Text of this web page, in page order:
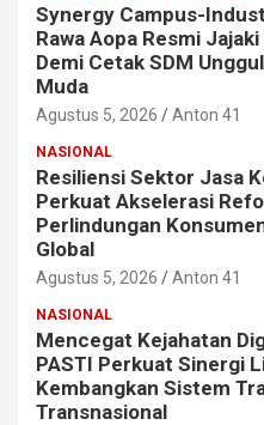
Synergy Campus-
Rawa Aopa Resmi
Demi Cetak SDM
Muda
Agustus 5, 2026 Anton 41
NASIONAL
Resiliensi Sektor Jasa
Perkuat Akselerasi
Perlindungan
Global
Agustus 5, 2026 Anton 41
NASIONAL
Mencegat Kejahatan
PASTI Perkuat Sinergi
Kembangkan Sistem
Transnasional